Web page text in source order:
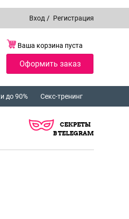
Вход / Регистрация
Ваша корзина пуста
Оформить заказ
до 90% Секс-тренинг
СЕКРЕТЫ
В TELEGRAM